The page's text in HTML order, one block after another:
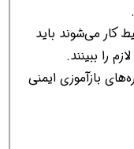
کار می‌شوند باید
را ببینند.
بازآموزی ایمنی